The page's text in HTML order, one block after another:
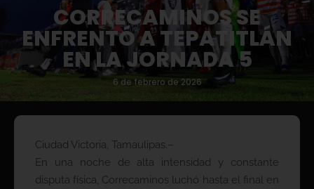
CORRECAMINOS SE
ENFRENTÓ A TEPATITLÁN
EN LA JORNADA 5
6 de febrero de 2026
Ciudad Victoria, Tamaulipas.–
En una noche de alta intensidad y constante
disputa física, Correcaminos luchó hasta el final en